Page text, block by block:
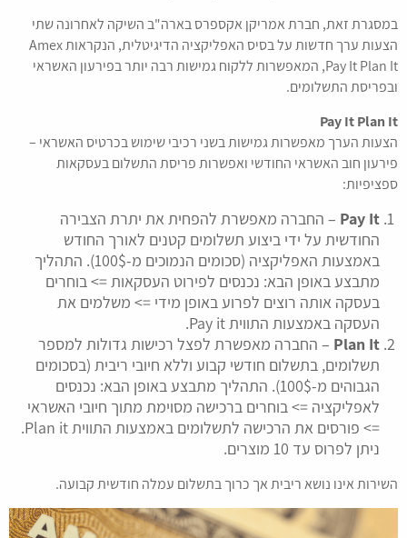
במסגרת זאת, חברת אמריקן אקספרס בארה"ב השיקה לאחרונה שתי
הצעות ערך חדשות על בסיס האפליקציה הדיגיטלית, הנקראות Amex
Pay It Plan It, המאפשרות ללקוח גמישות רבה יותר בפירעון האשראי
ובפריסת התשלומים.
Pay It Plan It
הצעות הערך מאפשרות גמישות בשני רכיבי שימוש בכרטיס האשראי –
פירעון חוב האשראי החודשי ואפשרות פריסת התשלום בעסקאות
ספציפיות:
Pay It – החברה מאפשרת להפחית את יתרת הצבירה
החודשית על ידי ביצוע תשלומים קטנים לאורך החודש
באמצעות האפליקציה (סכומים הנמוכים מ-100$). התהליך
מתבצע באופן הבא: נכנסים לפירוט העסקאות => בוחרים
בעסקה אותה רוצים לפרוע באופן מידי => משלמים את
העסקה באמצעות התווית Pay it.
Plan It – החברה מאפשרת לפצל רכישות גדולות למספר
תשלומים, בתשלום חודשי קבוע וללא חיובי ריבית (בסכומים
הגבוהים מ-100$). התהליך מתבצע באופן הבא: נכנסים
לאפליקציה => בוחרים ברכישה מסוימת מתוך חיובי האשראי
=> פורסים את הרכישה לתשלומים באמצעות התווית Plan it.
ניתן לפרוס עד 10 מוצרים.
השירות אינו נושא ריבית אך כרוך בתשלום עמלה חודשית קבועה.